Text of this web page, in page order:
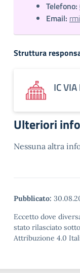
Telefono:
Email:
Struttura
IC
Ulteriori
Nessuna altra
Pubblicato:
Eccetto dove
stato rilasciato
Attribuzione 4.0